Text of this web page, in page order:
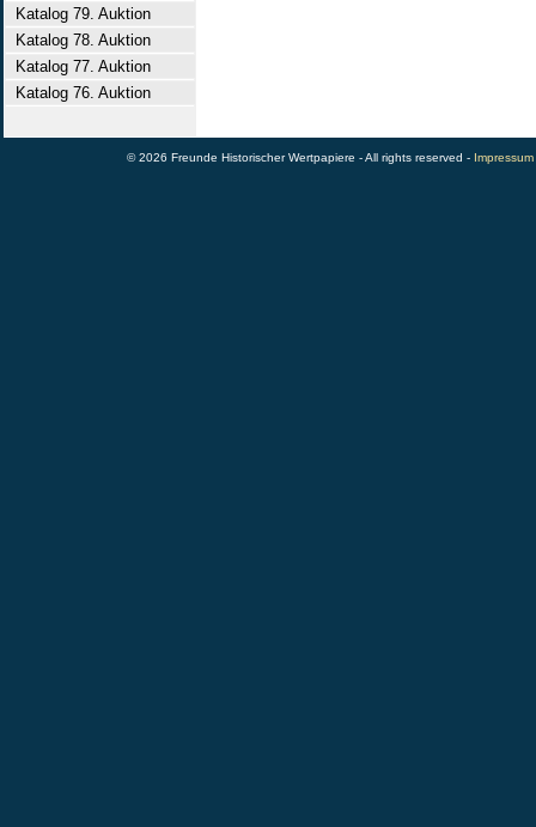
Katalog 79. Auktion
Katalog 78. Auktion
Katalog 77. Auktion
Katalog 76. Auktion
© 2026 Freunde Historischer Wertpapiere - All rights reserved - Impressum